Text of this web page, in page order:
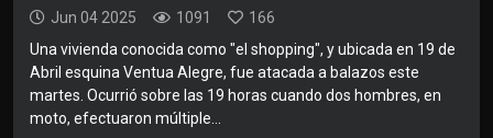
Jun 04 2025 1091
166
Una vivienda conocida como "el shopping", y ubicada en 19 de
Abril esquina Ventua Alegre, fue atacada a balazos este
martes. Ocurrió sobre las 19 horas cuando dos hombres, en
moto, efectuaron múltiple...